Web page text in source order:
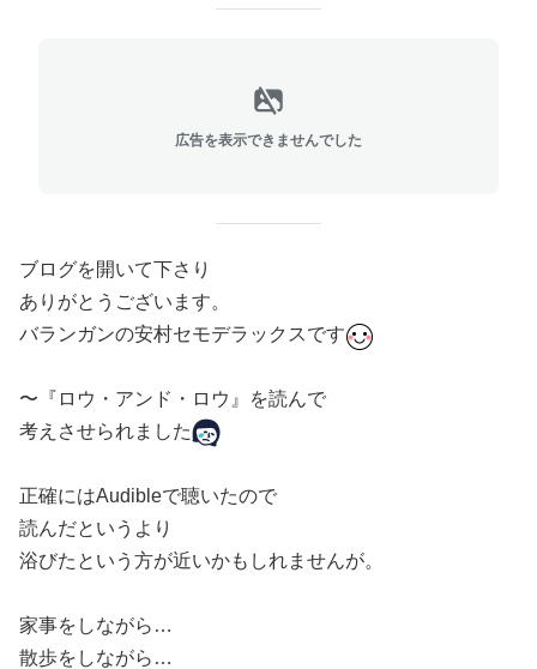
広告を表示できませんでした
ブログを開いて下さり
ありがとうございます。
バランガンの安村セモデラックスです
〜『ロウ・アンド・ロウ』を読んで
考えさせられました
正確にはAudibleで聴いたので
読んだというより
浴びたという方が近いかもしれませんが。
家事をしながら…
散歩をしながら…